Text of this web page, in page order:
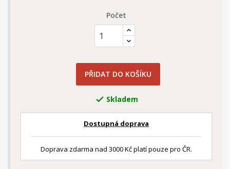
Počet
PŘIDAT DO KOŠÍKU
 Skladem
Dostupná doprava
Doprava zdarma nad 3000 Kč platí pouze pro ČR.